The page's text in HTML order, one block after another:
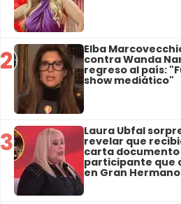
2 Elba
contra Wanda
regreso al país:
show mediático"
3 Laura Ubfal
revelar que
carta documento
participante que
en Gran Hermano